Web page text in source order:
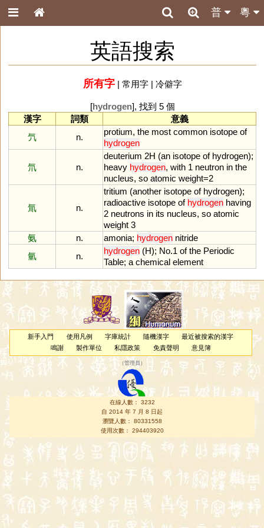
粵
普
英語搜索
所有字| 常用字| 冷僻字
[hydrogen], 找到 5 個
漢字
詞類
意義
氕
n.
protium, the most common isotope of
hydrogen
氘 n.
deuterium 2H (an isotope of hydrogen);
heavy hydrogen, with 1 neutron in the
nucleus, so atomic weight=2
氚 n.
tritium (another isotope of hydrogen);
radioactive isotope of hydrogen having
2 neutrons in its nucleus, so atomic
weight 3
氨
n. amonia; hydrogen nitride
氫
n.
hydrogen (H); No.1 of the Periodic
Table; a chemical element
新手入門 使用凡例 字庫統計 隨機漢字
最近被搜索的漢字
鳴謝
製作單位 私隱政策 免責聲明 意見簿
（管理員 ）
在線人數： 3232
自 2014 年 7 月 8 日起
瀏覽人數： 80331558
使用次數： 294403920